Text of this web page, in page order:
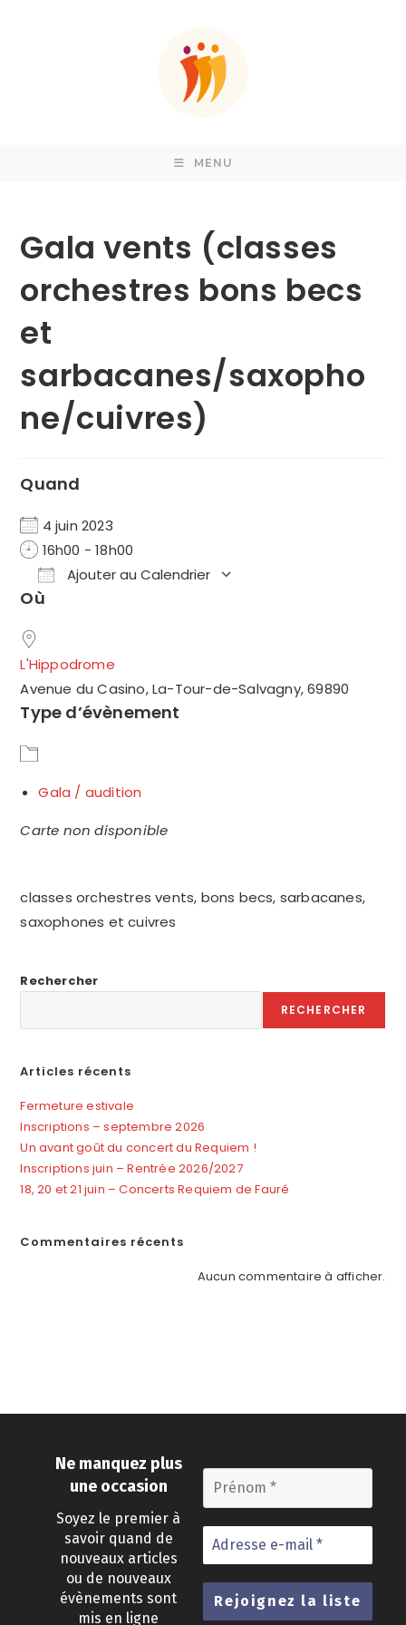
MENU
Gala vents (classes
orchestres bons becs
et
sarbacanes/saxopho
ne/cuivres)
Quand
4 juin 2023
16h00 - 18h00
Ajouter au Calendrier
Où
L'Hippodrome
Avenue du Casino, La-Tour-de-Salvagny, 69890
Type d’évènement
Gala / audition
Carte non disponible
classes orchestres vents, bons becs, sarbacanes,
saxophones et cuivres
Rechercher
RECHERCHER
Articles récents
Fermeture estivale
Inscriptions – septembre 2026
Un avant goût du concert du Requiem !
Inscriptions juin – Rentrée 2026/2027
18, 20 et 21 juin – Concerts Requiem de Fauré
Commentaires récents
Aucun commentaire à afficher.
Ne manquez plus
une occasion
Soyez le premier à
savoir quand de
nouveaux articles
ou de nouveaux
évènements sont
mis en ligne